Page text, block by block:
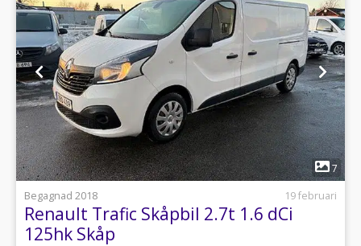
1
7
Begagnad 2018
19 februari
Renault Trafic Skåpbil 2.7t 1.6 dCi
125hk Skåp